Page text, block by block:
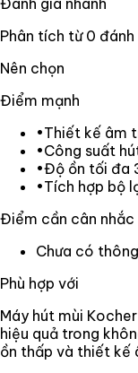
Phân tích từ 0 đánh
Nên chọn
Điểm mạnh
•Thiết kế âm
•Công suất
•Độ ồn tối đa
•Tích hợp bộ
Điểm cần cân nhắc
Chưa có
Phù hợp với
Máy hút mùi
hiệu quả trong
ồn thấp và thiết kế